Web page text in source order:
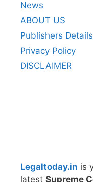
News
ABOUT US
Publishers Details
Privacy Policy
DISCLAIMER
Legaltoday.in is
latest Supreme